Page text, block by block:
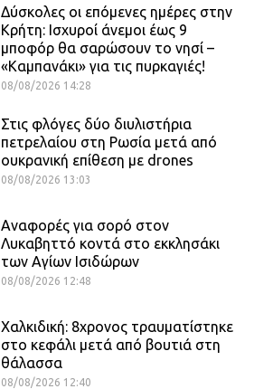
Δύσκολες οι επόμενες ημέρες στην
Κρήτη: Ισχυροί άνεμοι έως 9
μποφόρ θα σαρώσουν το νησί –
«Καμπανάκι» για τις πυρκαγιές!
08/08/2026 14:28
Στις φλόγες δύο διυλιστήρια
πετρελαίου στη Ρωσία μετά από
ουκρανική επίθεση με drones
08/08/2026 13:03
Αναφορές για σορό στον
Λυκαβηττό κοντά στο εκκλησάκι
των Αγίων Ισιδώρων
08/08/2026 12:48
Χαλκιδική: 8χρονος τραυματίστηκε
στο κεφάλι μετά από βουτιά στη
θάλασσα
08/08/2026 12:40